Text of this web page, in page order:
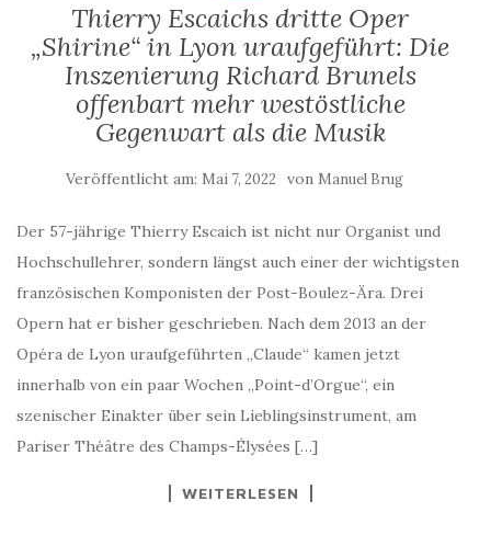
Thierry Escaichs dritte Oper
„Shirine“ in Lyon uraufgeführt: Die
Inszenierung Richard Brunels
offenbart mehr westöstliche
Gegenwart als die Musik
Veröffentlicht am: Mai 7, 2022 von Manuel Brug
Der 57-jährige Thierry Escaich ist nicht nur Organist und
Hochschullehrer, sondern längst auch einer der wichtigsten
französischen Komponisten der Post-Boulez-Ära. Drei
Opern hat er bisher geschrieben. Nach dem 2013 an der
Opéra de Lyon uraufgeführten „Claude“ kamen jetzt
innerhalb von ein paar Wochen „Point-d’Orgue“, ein
szenischer Einakter über sein Lieblingsinstrument, am
Pariser Théâtre des Champs-Élysées […]
WEITERLESEN